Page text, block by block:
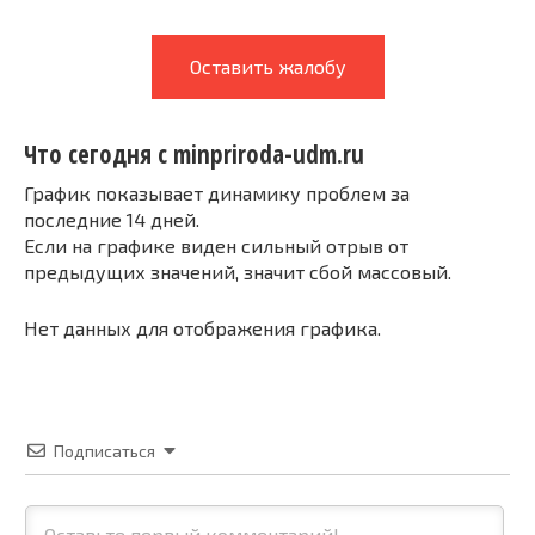
Оставить жалобу
Что сегодня с minpriroda-udm.ru
График показывает динамику проблем за
последние 14 дней.
Если на графике виден сильный отрыв от
предыдущих значений, значит сбой массовый.
Нет данных для отображения графика.
Подписаться